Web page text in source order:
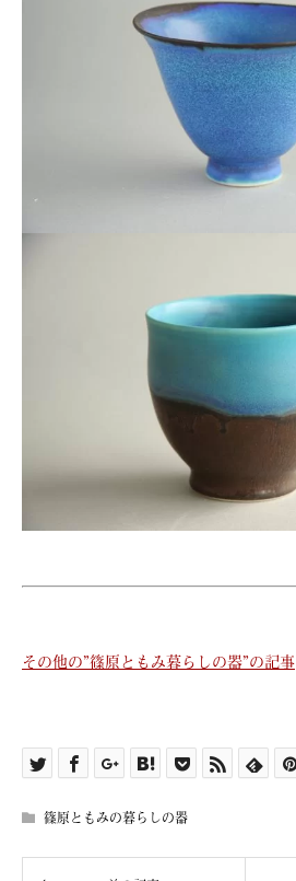
その他の”篠原ともみ暮らしの器”の記事
篠原ともみの暮らしの器